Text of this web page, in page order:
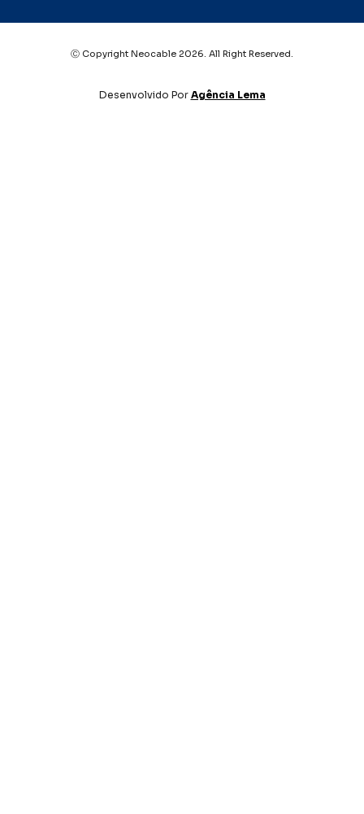
Ⓒ Copyright Neocable 2026. All Right Reserved.
Desenvolvido Por Agência Lema